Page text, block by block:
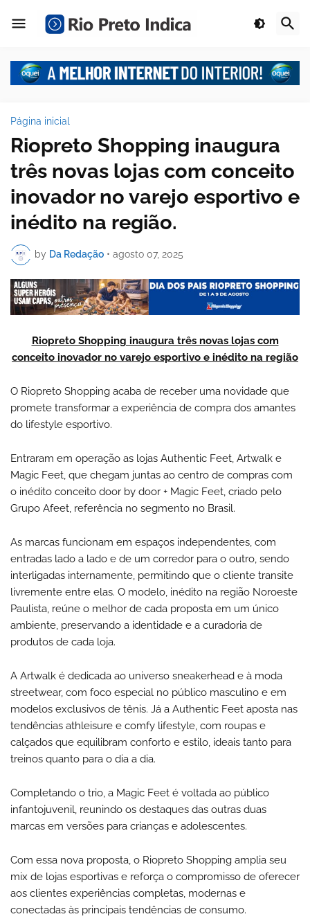
Página inicial
Riopreto Shopping inaugura
três novas lojas com conceito
inovador no varejo esportivo e
inédito na região.
by Da Redação • agosto 07, 2025
Riopreto Shopping inaugura três novas lojas com
conceito inovador no varejo esportivo e inédito na região
O Riopreto Shopping acaba de receber uma novidade que
promete transformar a experiência de compra dos amantes
do lifestyle esportivo.
Entraram em operação as lojas Authentic Feet, Artwalk e
Magic Feet, que chegam juntas ao centro de compras com
o inédito conceito door by door + Magic Feet, criado pelo
Grupo Afeet, referência no segmento no Brasil.
As marcas funcionam em espaços independentes, com
entradas lado a lado e de um corredor para o outro, sendo
interligadas internamente, permitindo que o cliente transite
livremente entre elas. O modelo, inédito na região Noroeste
Paulista, reúne o melhor de cada proposta em um único
ambiente, preservando a identidade e a curadoria de
produtos de cada loja.
A Artwalk é dedicada ao universo sneakerhead e à moda
streetwear, com foco especial no público masculino e em
modelos exclusivos de tênis. Já a Authentic Feet aposta nas
tendências athleisure e comfy lifestyle, com roupas e
calçados que equilibram conforto e estilo, ideais tanto para
treinos quanto para o dia a dia.
Completando o trio, a Magic Feet é voltada ao público
infantojuvenil, reunindo os destaques das outras duas
marcas em versões para crianças e adolescentes.
Com essa nova proposta, o Riopreto Shopping amplia seu
mix de lojas esportivas e reforça o compromisso de oferecer
aos clientes experiências completas, modernas e
conectadas às principais tendências de consumo.